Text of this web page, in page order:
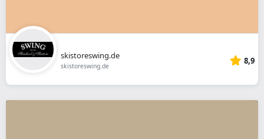
skistoreswing.de
skistoreswing.de 8,9